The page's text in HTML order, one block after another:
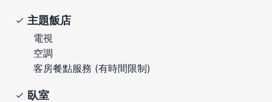
主題飯店
電視
空調
客房餐點服務 (有時間限制)
臥室